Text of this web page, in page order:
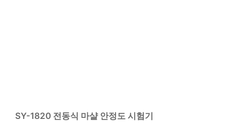
SY-1820 전동식 마샬 안정도 시험기